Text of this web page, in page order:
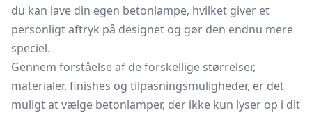
du kan lave din egen betonlampe, hvilket giver et
personligt aftryk på designet og gør den endnu mere
speciel.
Gennem forståelse af de forskellige størrelser,
materialer, finishes og tilpasningsmuligheder, er det
muligt at vælge betonlamper, der ikke kun lyser op i dit